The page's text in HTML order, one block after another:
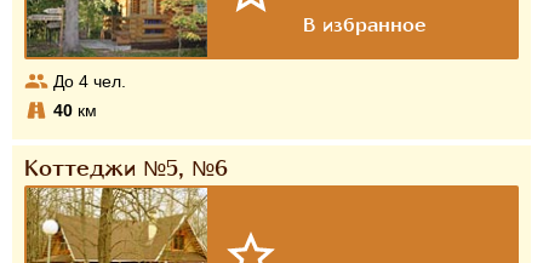
До 4 чел.
40 км
Коттеджи №5, №6